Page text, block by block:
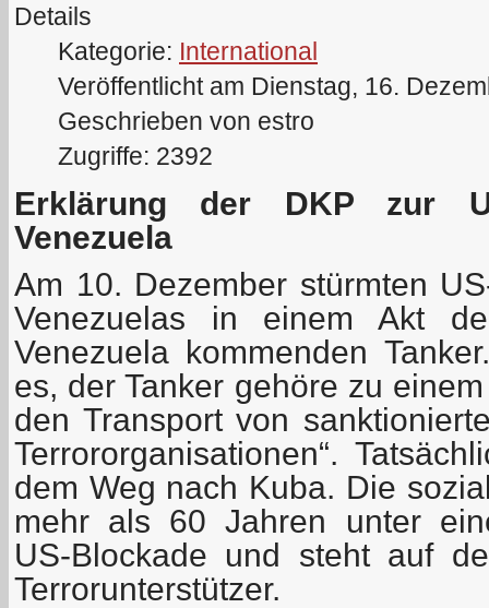
Details
Kategorie: International
Veröffentlicht am Dienstag, 16.
Geschrieben von estro
Zugriffe: 2392
Erklärung der DKP zur
Venezuela
Am 10. Dezember stürmten
Venezuelas in einem Akt
Venezuela kommenden
es, der Tanker gehöre zu
den Transport von
Terrororganisationen“.
dem Weg nach Kuba. Die
mehr als 60 Jahren unter
US-Blockade und steht auf
Terrorunterstützer.